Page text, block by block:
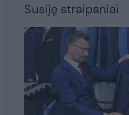
Susiję straipsniai